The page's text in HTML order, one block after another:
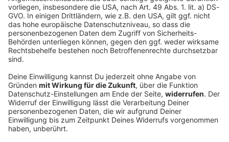
Keine Panik: Sechs Fakten über Udo Lindenberg!
Panikrocker und deutsche Rock-Ikone: Das ist Udo
Lindenberg! Wir feiern den 80. Geburtstag vom Mann
mit Hut und Sonnenbrille, darauf ein Eierlikörchen!